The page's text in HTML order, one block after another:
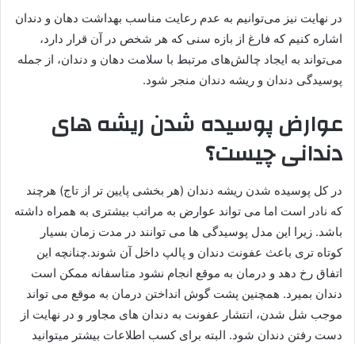
در نهایت نیز می‌توانیم به عدم رعایت مناسب بهداشت دهان و دندان
اشاره کنیم که فارغ از بازه سنی که هر شخص در آن قرار دارد،
می‌تواند به ایجاد چالش‌های مرتبط با سلامت دهان و دندان، از جمله
پوسیدگی دندان و ریشه دندان منجر شود.
عوارض پوسیده شدن ریشه های
دندانی چیست؟
در کل پوسیده شدن ریشه دندان (هر بخشی پایین تر از تاج) هرچند
که نادر است اما می تواند عوارض به مراتب بیشتری به همراه داشته
باشد. زیرا این مدل پوسیدگی ها می توانند در مدت زمان بسیار
کوتاه تری باعث عفونت دندان و پالپ داخل آن شوند.چنانچه این
اتفاق رخ دهد و درمان به موقع انجام نشود متاسفانه ممکن است
دندان بمیرد. همچنین پشت گوش انداختن درمان به موقع می تواند
موجب شل شدن، انتشار عفونت به دندان های مجاور و در نهایت از
دست رفتن دندان شود. البته برای کسب اطلاعات بیشتر میتوانید